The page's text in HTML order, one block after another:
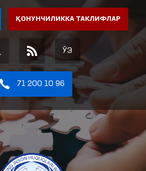
ҚОНУНЧИЛИККА ТАКЛИФЛАР
ЎЗ
71 200 10 96